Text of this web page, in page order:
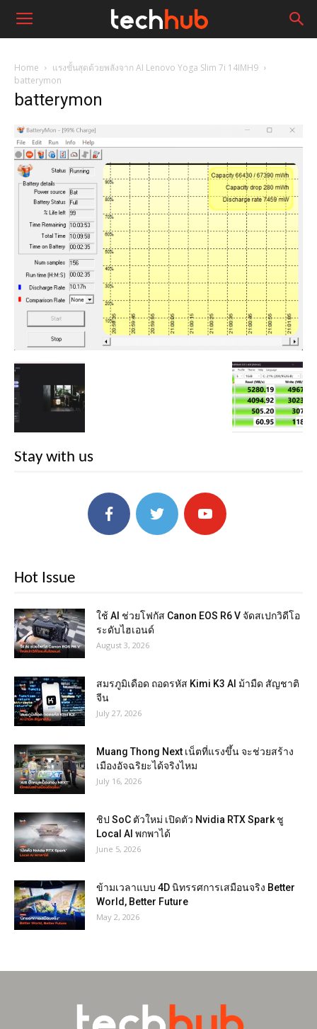
Home
แรงขั้นสุดด้วยพลังจาก AI Lenovo Yoga Slim 7i 14IMH9
batterymon
batterymon
Stay with us
Hot Issue
ใช้ AI ช่วยโฟกัส Canon EOS R6 V จัดสเปกวิดีโอ
ระดับไฮเอนด์
August 3, 2026
สมรภูมิเดือด ถอดรหัส Kimi K3 AI ม้ามืด สัญชาติ
จีน
July 27, 2026
Muang Thong Next เน็ตที่แรงขึ้น จะช่วยสร้าง
เมืองอัจฉริยะได้จริงไหม
July 16, 2026
ชิป SoC ตัวใหม่ เปิดตัว Nvidia RTX Spark ชู
Local AI พกพาได้
June 5, 2026
ข้ามเวลาแบบ 4D นิทรรศการเสมือนจริง Better
World, Better Future
May 2, 2026